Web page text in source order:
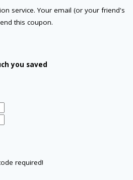
service. Your email (or your friend's
this coupon.
you saved
required!